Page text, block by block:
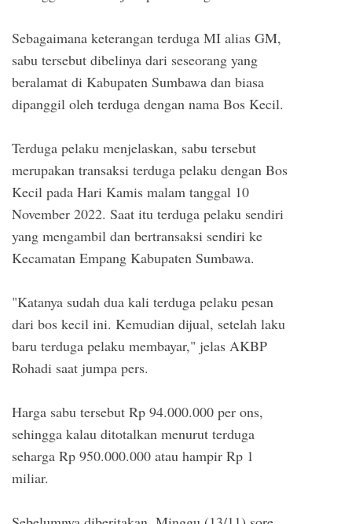
Sebagaimana keterangan terduga MI alias GM,
sabu tersebut dibelinya dari seseorang yang
beralamat di Kabupaten Sumbawa dan biasa
dipanggil oleh terduga dengan nama Bos Kecil.
Terduga pelaku menjelaskan, sabu tersebut
merupakan transaksi terduga pelaku dengan Bos
Kecil pada Hari Kamis malam tanggal 10
November 2022. Saat itu terduga pelaku sendiri
yang mengambil dan bertransaksi sendiri ke
Kecamatan Empang Kabupaten Sumbawa.
"Katanya sudah dua kali terduga pelaku pesan
dari bos kecil ini. Kemudian dijual, setelah laku
baru terduga pelaku membayar," jelas AKBP
Rohadi saat jumpa pers.
Harga sabu tersebut Rp 94.000.000 per ons,
sehingga kalau ditotalkan menurut terduga
seharga Rp 950.000.000 atau hampir Rp 1
miliar.